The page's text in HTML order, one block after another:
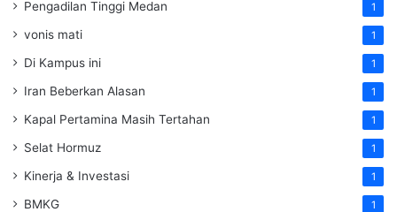
Pengadilan Tinggi Medan 1
vonis mati 1
Di Kampus ini 1
Iran Beberkan Alasan 1
Kapal Pertamina Masih Tertahan 1
Selat Hormuz 1
Kinerja & Investasi 1
BMKG 1